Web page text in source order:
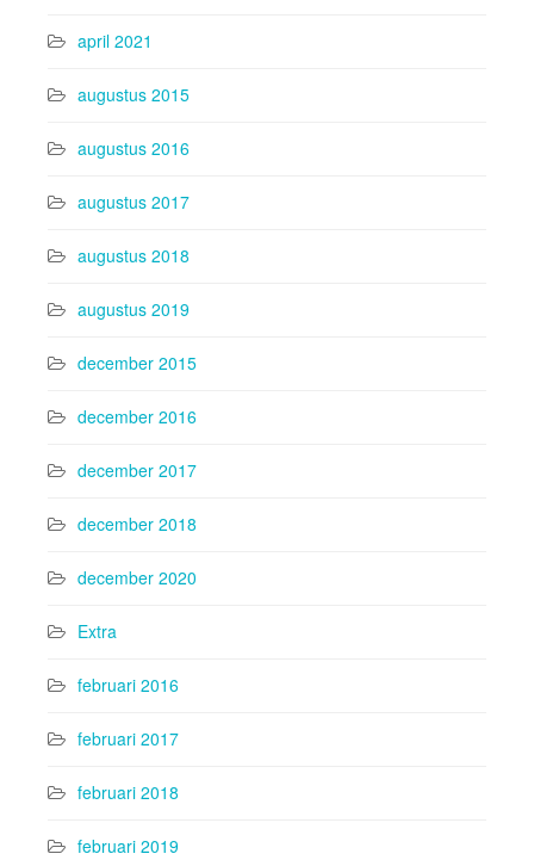
april 2021
augustus 2015
augustus 2016
augustus 2017
augustus 2018
augustus 2019
december 2015
december 2016
december 2017
december 2018
december 2020
Extra
februari 2016
februari 2017
februari 2018
februari 2019